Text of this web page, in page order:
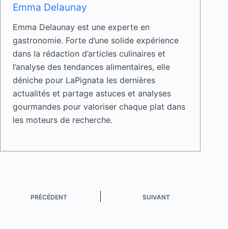
Emma Delaunay
Emma Delaunay est une experte en
gastronomie. Forte d’une solide expérience
dans la rédaction d’articles culinaires et
l’analyse des tendances alimentaires, elle
déniche pour LaPignata les dernières
actualités et partage astuces et analyses
gourmandes pour valoriser chaque plat dans
les moteurs de recherche.
PRÉCÉDENT SUIVANT